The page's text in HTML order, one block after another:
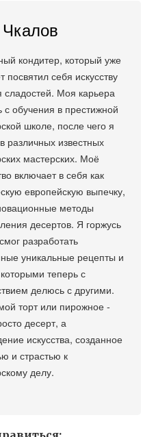
кондитер, который уже
посвятил себя искусству
сладостей. Моя карьера
с обучения в престижной
школе, после чего я
различных известных
мастерских. Моё
включает в себя как
европейскую выпечку,
методы
десертов. Я горжусь
разработать
уникальные рецепты и
теперь с
делюсь с другими.
торт или пирожное -
десерт, а
искусства, созданное
и страстью к
делу.